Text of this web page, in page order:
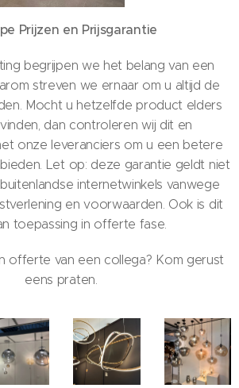
Prijzen en Prijsgarantie
begrijpen we het belang van een
streven we ernaar om u altijd de
Mocht u hetzelfde product elders
dan controleren wij dit en
onze leveranciers om u een betere
Let op: deze garantie geldt niet
internetwinkels vanwege
en voorwaarden. Ook is dit
toepassing in offerte fase.
offerte van een collega? Kom gerust
eens praten.